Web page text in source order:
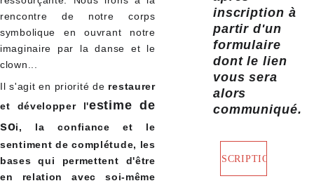
rencontre de notre corps
symbolique en ouvrant notre
imaginaire par la danse et le
clown...
Il s'agit en priorité de restaurer
et développer l'estime de
soi, la confiance et le
sentiment de complétude, les
bases qui permettent d'être
en relation avec soi-même
inscription à
partir d'un
formulaire
dont le lien
vous sera
alors
communiqué.
INSCRIPTION